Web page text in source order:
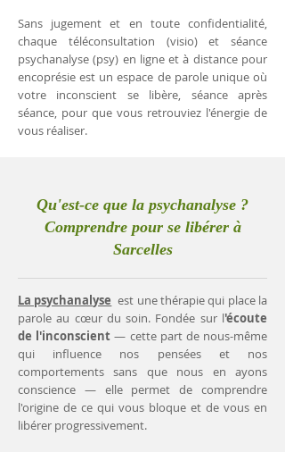
Sans jugement et en toute confidentialité,
chaque téléconsultation (visio) et séance
psychanalyse (psy) en ligne et à distance pour
encoprésie est un espace de parole unique où
votre inconscient se libère, séance après
séance, pour que vous retrouviez l'énergie de
vous réaliser.
Qu'est-ce que la psychanalyse ?
Comprendre pour se libérer à
Sarcelles
La psychanalyse est une thérapie qui place la
parole au cœur du soin. Fondée sur l'écoute
de l'inconscient— cette part de nous-même
qui influence nos pensées et nos
comportements sans que nous en ayons
conscience — elle permet de comprendre
l'origine de ce qui vous bloque et de vous en
libérer progressivement.